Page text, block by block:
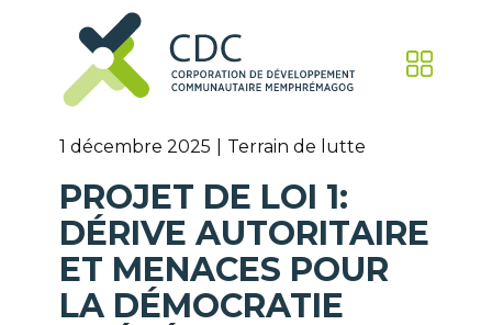
1 décembre 2025 Terrain de lutte
PROJET DE LOI 1:
DÉRIVE AUTORITAIRE
ET MENACES POUR
LA DÉMOCRATIE